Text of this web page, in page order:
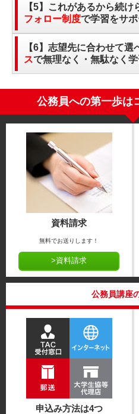
【5】これがあるから続け
フォロー制度で学習をサポ
【6】志望先に合わせて選
スで無理なく・無駄なく学
公務員への第一歩は
資料請求
無料でお送りします！
>資料請求
公務員講座
申込み方法は4つ